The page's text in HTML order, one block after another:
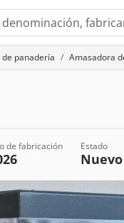
panadería Amasadora
de fabricación Estado
Nuevo